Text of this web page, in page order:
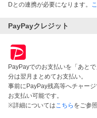
Dとの連携が必要になります。
PayPayクレジット
PayPayでのお支払いを「あと
分は翌月まとめてお支払い。
事前にPayPay残高等へチャー
お支払い可能です。
※詳細については こちら をご参